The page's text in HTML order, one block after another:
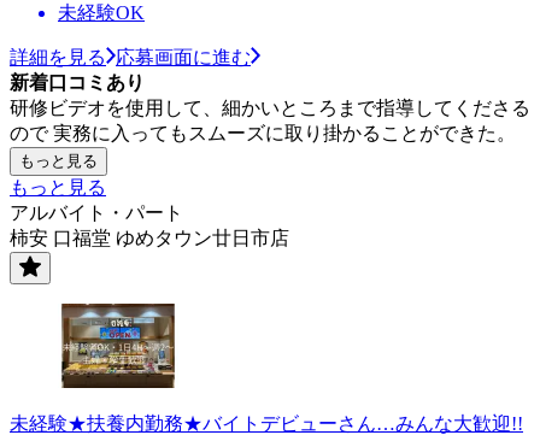
未経験OK
詳細を見る
応募画面に進む
新着口コミあり
研修ビデオを使用して、細かいところまで指導してくださる
ので 実務に入ってもスムーズに取り掛かることができた。
もっと見る
もっと見る
アルバイト・パート
柿安 口福堂 ゆめタウン廿日市店
未経験★扶養内勤務★バイトデビューさん…みんな大歓迎!!